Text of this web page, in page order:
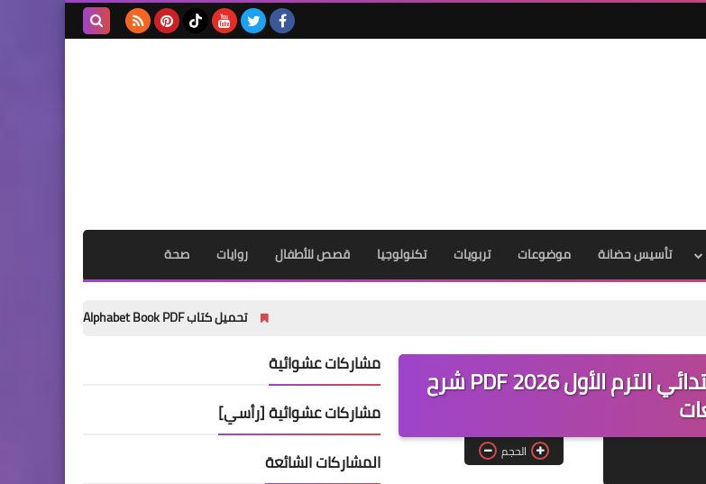
تأسيس حضانة موضوعات تربويات تكنولوجيا قصص للأطفال روايات صحة
تحميل كتاب My Wonder Alphabet Book PDF مجانًا | أفضل كتاب لتأسيس الأطفال في الحروف الإنجليزية 2027
تحميل كتاب قطر الندى عربي للصف الثالث الابتدائي الترم الأول 2026 PDF شرح
الحجم
مشاركات عشوائية
مشاركات عشوائية [رأسي]
المشاركات الشائعة